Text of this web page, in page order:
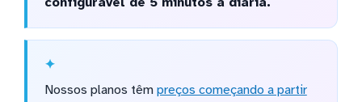
Nossos planos têm preços começando a partir